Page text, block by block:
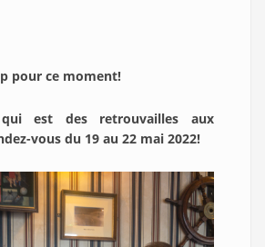
pour ce moment!
est des retrouvailles aux
vous du 19 au 22 mai 2022!